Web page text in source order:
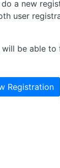
a new
user
will be able
Registration